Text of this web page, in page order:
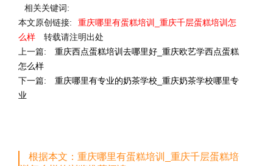
相关关键词:
本文原创链接:
重庆哪里有蛋糕培训_重庆千层蛋糕培训怎
么样
转载请注明出处
上一篇:
重庆西点蛋糕培训去哪里好_重庆欧艺学西点蛋糕
怎么样
下一篇:
重庆哪里有专业的奶茶学校_重庆奶茶学校哪里专
业
根据本文：重庆哪里有蛋糕培训_重庆千层蛋糕培